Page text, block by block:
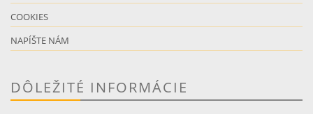
COOKIES
NAPÍŠTE NÁM
DÔLEŽITÉ INFORMÁCIE